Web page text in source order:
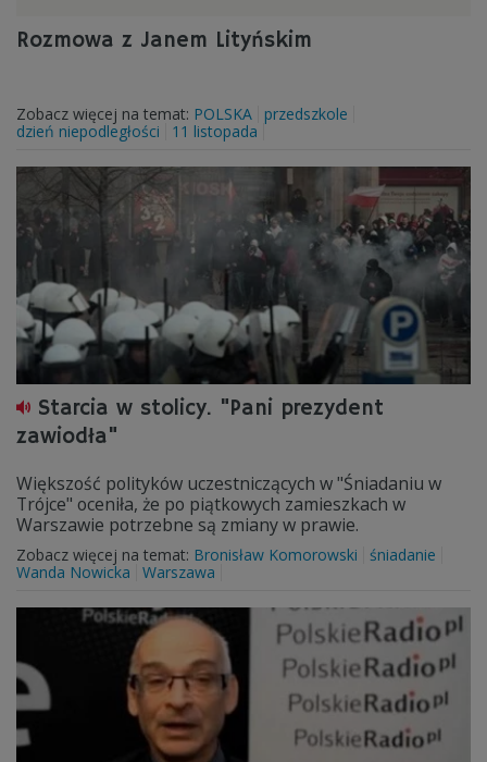
Rozmowa z Janem Lityńskim
Zobacz więcej na temat: POLSKA
przedszkole
dzień niepodległości
11 listopada
Starcia w stolicy. "Pani prezydent
zawiodła"
Większość polityków uczestniczących w "Śniadaniu w
Trójce" oceniła, że po piątkowych zamieszkach w
Warszawie potrzebne są zmiany w prawie.
Zobacz więcej na temat: Bronisław Komorowski
śniadanie
Wanda Nowicka
Warszawa